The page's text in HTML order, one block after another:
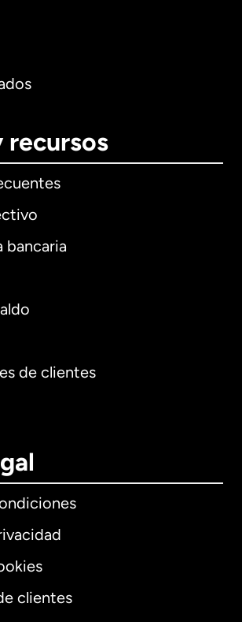
recursos
bancaria
de clientes
clientes